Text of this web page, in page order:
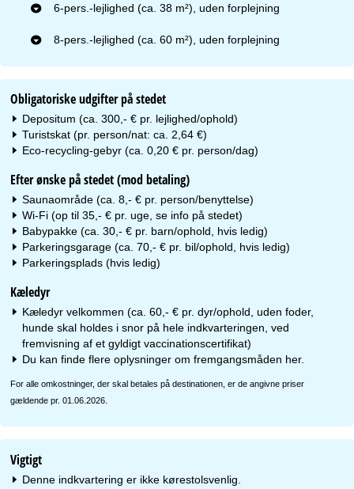
6-pers.-lejlighed (ca. 38 m²), uden forplejning
8-pers.-lejlighed (ca. 60 m²), uden forplejning
Obligatoriske udgifter på stedet
Depositum (ca. 300,- € pr. lejlighed/ophold)
Turistskat (pr. person/nat: ca. 2,64 €)
Eco-recycling-gebyr (ca. 0,20 € pr. person/dag)
Efter ønske på stedet (mod betaling)
Saunaområde (ca. 8,- € pr. person/benyttelse)
Wi-Fi (op til 35,- € pr. uge, se info på stedet)
Babypakke (ca. 30,- € pr. barn/ophold, hvis ledig)
Parkeringsgarage (ca. 70,- € pr. bil/ophold, hvis ledig)
Parkeringsplads (hvis ledig)
Kæledyr
Kæledyr velkommen (ca. 60,- € pr. dyr/ophold, uden foder,
hunde skal holdes i snor på hele indkvarteringen, ved
fremvisning af et gyldigt vaccinationscertifikat)
Du kan finde flere oplysninger om fremgangsmåden her.
For alle omkostninger, der skal betales på destinationen, er de angivne priser
gældende pr. 01.06.2026.
Vigtigt
Denne indkvartering er ikke kørestolsvenlig.